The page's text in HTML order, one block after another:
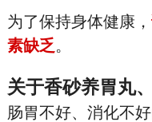
为了保持身体健康，
素缺乏。
关于香砂养胃丸
肠胃不好、消化不